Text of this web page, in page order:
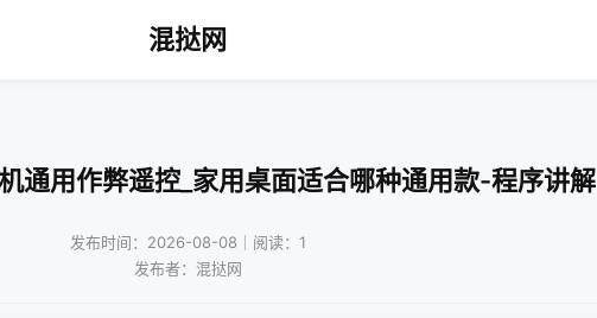
混挞网
通用作弊遥控_家用桌面适合哪种通用款-程序讲解
发布时间：2026-08-08｜阅读：1
发布者：混挞网